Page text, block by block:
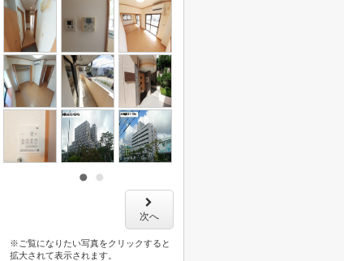
次へ
※ご覧になりたい写真をクリックすると
拡大されて表示されます。